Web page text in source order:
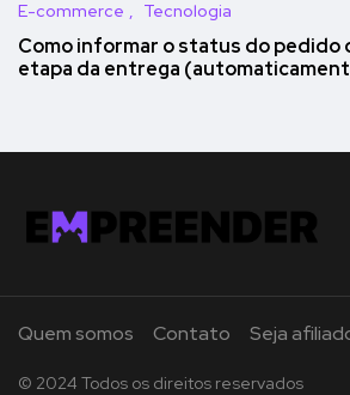
E-commerce Tecnologia
Como informar o status do pedido
etapa da entrega
Quem somos Contato Seja
© 2024 Todos os direitos reservados